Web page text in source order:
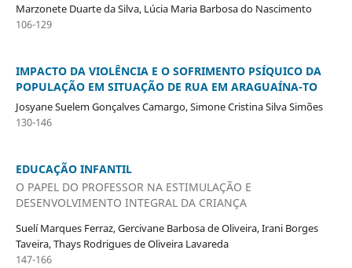
Marzonete Duarte da Silva, Lúcia Maria Barbosa do Nascimento
106-129
IMPACTO DA VIOLÊNCIA E O SOFRIMENTO PSÍQUICO DA
POPULAÇÃO EM SITUAÇÃO DE RUA EM ARAGUAÍNA-TO
Josyane Suelem Gonçalves Camargo, Simone Cristina Silva Simões
130-146
EDUCAÇÃO INFANTIL
O PAPEL DO PROFESSOR NA ESTIMULAÇÃO E
DESENVOLVIMENTO INTEGRAL DA CRIANÇA
Suelí Marques Ferraz, Gercivane Barbosa de Oliveira, Irani Borges
Taveira, Thays Rodrigues de Oliveira Lavareda
147-166